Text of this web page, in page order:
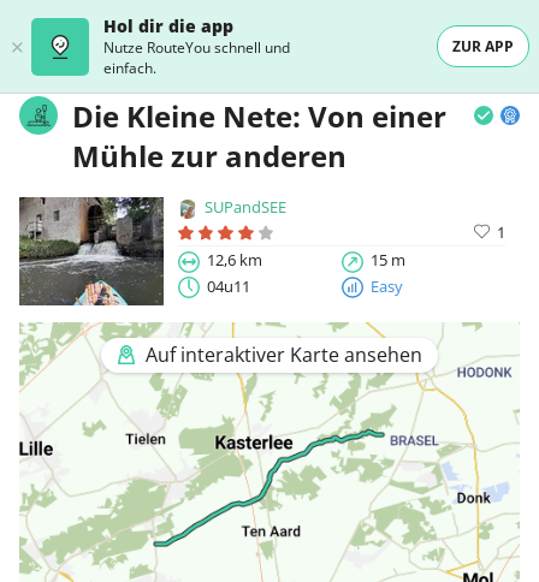
Hol dir die app
Nutze RouteYou schnell und
einfach.
ZUR APP
Die Kleine Nete: Von einer
Mühle zur anderen
SUPandSEE
1
12,6 km
15 m
04u11
Easy
Auf interaktiver Karte ansehen